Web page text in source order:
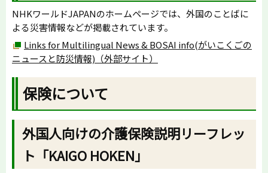
NHKワールドJAPANのホームページでは、外国のことばに
よる災害情報などが掲載されています。
Links for Multilingual News & BOSAI info(がいこくごの
ニュースと防災情報)（外部サイト）
保険について
外国人向けの介護保険説明リーフレッ
ト「KAIGO HOKEN」